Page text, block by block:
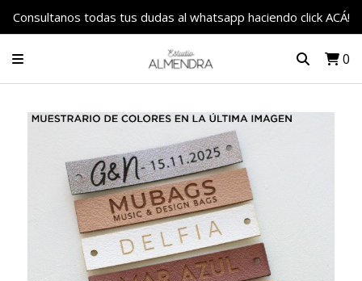
Consultanos todas tus dudas al whatsapp haciendo click ACÁ!
0